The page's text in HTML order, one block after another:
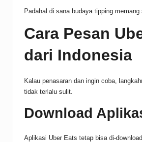
Padahal di sana budaya tipping memang
Cara Pesan
dari Indonesia
Kalau penasaran dan ingin coba,
tidak terlalu sulit.
Download
Aplikasi Uber Eats tetap bisa di-